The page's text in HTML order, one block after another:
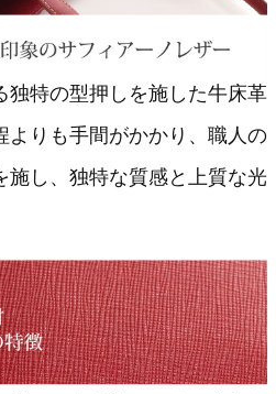
独特の型押しを施した牛床革
よりも手間がかかり、職人の
施し、独特な質感と上質な光